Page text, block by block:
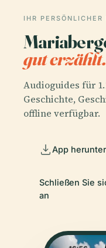
IHR PERSÖNLICHER
gut erzählt.
Audioguides für
Geschichte,
offline verfügbar.
App
Schließen Sie
an